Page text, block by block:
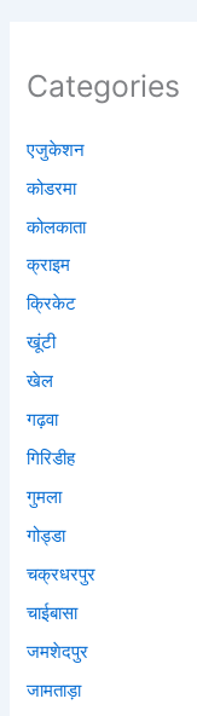
Categories
एजुकेशन
कोडरमा
कोलकाता
क्राइम
क्रिकेट
खूंटी
खेल
गढ़वा
गिरिडीह
गुमला
गोड्डा
चक्रधरपुर
चाईबासा
जमशेदपुर
जामताड़ा